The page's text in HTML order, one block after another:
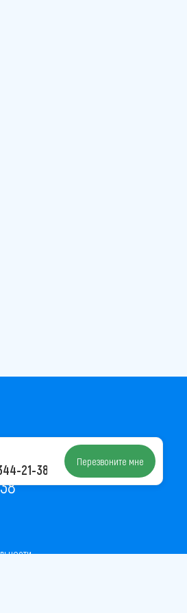
оф. 41
21-38 Перезвоните мне